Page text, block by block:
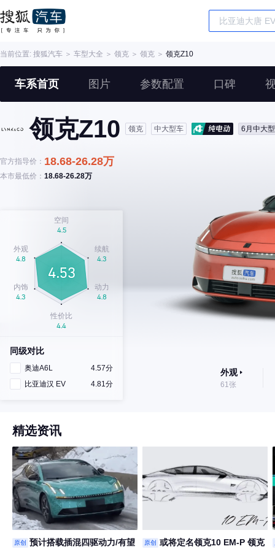
当前位置: 搜狐汽车 ＞ 车型大全 ＞ 领克 ＞ 领克 ＞ 领克Z10
车系首页 图片 参数配置 口碑
领克Z10 领克 中大型车 6月中大
官方指导价： 18.68-26.28万
本市最低价： 18.68-26.28万
同级对比
奥迪A6L
4.57分
比亚迪汉 EV
4.81分
外观
61张
精选资讯
原创
预计搭载插混四驱动力/有望
原创
或将定名领克10 EM-P 领克